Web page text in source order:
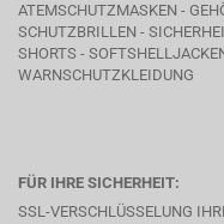
ATEMSCHUTZMASKEN -
SCHUTZBRILLEN -
SHORTS -
WARNSCHUTZKLEIDUNG
FÜR IHRE SICHERHEIT:
SSL-VERSCHLÜSSELUNG